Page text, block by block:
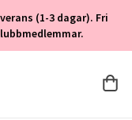
(1-3 dagar). Fri